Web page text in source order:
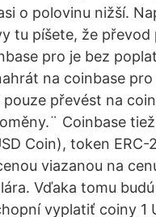
o polovinu nižší.
tu píšete, že převod
pro je bez
na coinbase pro
převést na
Coinbase
Coin), token ERC-
viazanou na
Vďaka tomu
vyplatiť coiny 1